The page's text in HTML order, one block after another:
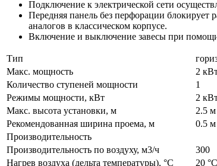
Подключение к электрической сети
Передняя панель без перфорации блокирует
аналогов в классическом корпусе.
Включение и выключение завесы при
Тип
Макс. мощность
2
Количество ступеней мощности
1
Режимы мощности, кВт
2
Макс. высота установки, м
2.5 м
Рекомендованная ширина проема, м
0.5 м
Производительность
Производительность по воздуху, м3/ч
300
Нагрев воздуха (дельта температуры), °С
20 °С